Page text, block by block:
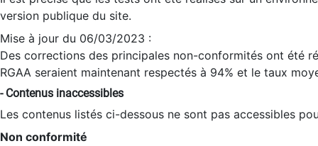
version publique du site.
Mise à jour du 06/03/2023 :
Des corrections des principales non-conformités ont été
RGAA seraient maintenant respectés à 94% et le taux
- Contenus inaccessibles
Les contenus listés ci-dessous ne sont pas accessibles
Non conformité